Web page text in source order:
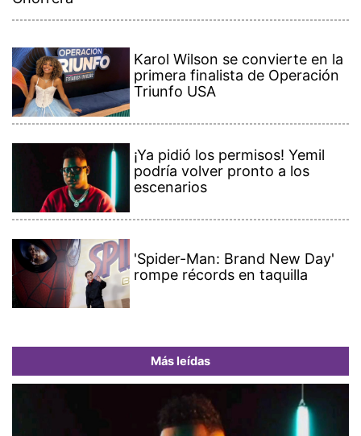
Karol Wilson se convierte en la
primera finalista de Operación
Triunfo USA
¡Ya pidió los permisos! Yemil
podría volver pronto a los
escenarios
'Spider-Man: Brand New Day'
rompe récords en taquilla
Más leídas